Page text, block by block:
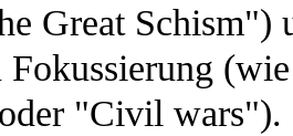
Great Schism")
Fokussierung
"Civil wars").